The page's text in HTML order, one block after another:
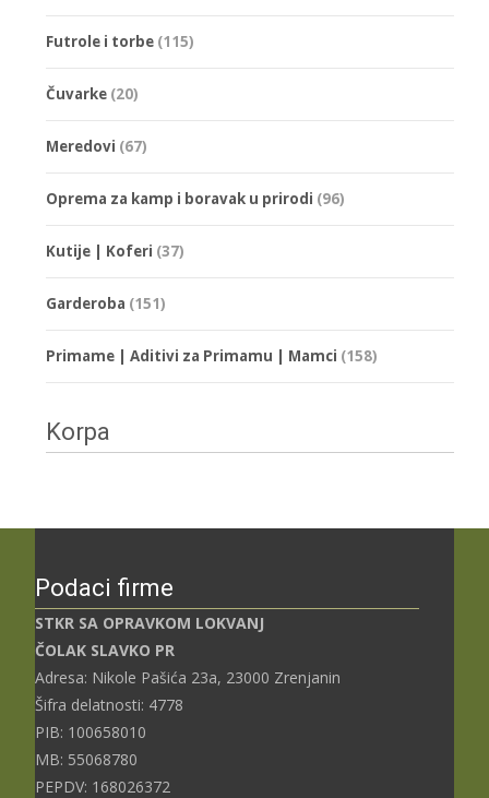
Futrole i torbe (115)
Čuvarke (20)
Meredovi (67)
Oprema za kamp i boravak u prirodi (96)
Kutije | Koferi (37)
Garderoba (151)
Primame | Aditivi za Primamu | Mamci (158)
Korpa
Podaci firme
STKR SA OPRAVKOM LOKVANJ
ČOLAK SLAVKO PR
Adresa: Nikole Pašića 23a, 23000 Zrenjanin
Šifra delatnosti: 4778
PIB: 100658010
MB: 55068780
PEPDV: 168026372